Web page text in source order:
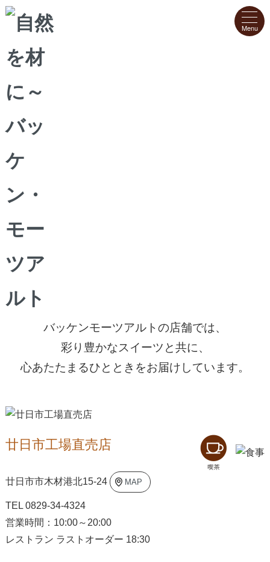
笑顔と香りに満ちた、やさしい時間が流れる空間。
バッケンモーツアルトの店舗では、
彩り豊かなスイーツと共に、
心あたたまるひとときをお届けしています。
廿日市工場直売店
廿日市市木材港北15-24 MAP
TEL 0829-34-4324
営業時間：10:00～20:00
レストラン ラストオーダー 18:30